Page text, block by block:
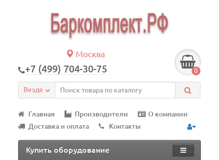
Москва
+7 (499) 704-30-75 0
Везде
Главная Производители
О компании
Доставка и оплата
Контакты
Купить оборудование